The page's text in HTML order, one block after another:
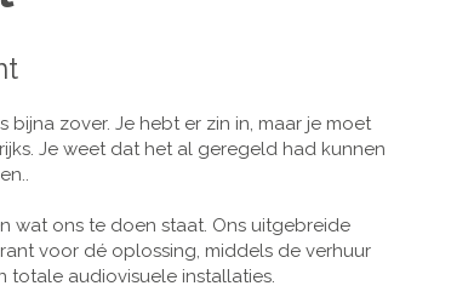
zover. Je hebt er zin in, maar je moet
Je weet dat het al geregeld had kunnen
wat ons te doen staat. Ons uitgebreide
voor dé oplossing, middels de verhuur
totale audiovisuele installaties.